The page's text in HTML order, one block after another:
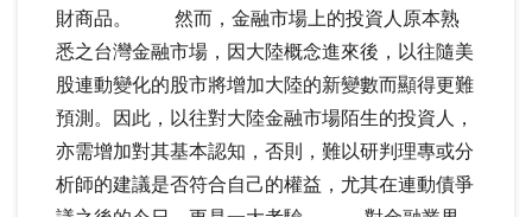
財商品。 然而，金融市場上的投資人原本熟
悉之台灣金融市場，因大陸概念進來後，以往隨美
股連動變化的股市將增加大陸的新變數而顯得更難
預測。因此，以往對大陸金融市場陌生的投資人，
亦需增加對其基本認知，否則，難以研判理專或分
析師的建議是否符合自己的權益，尤其在連動債爭